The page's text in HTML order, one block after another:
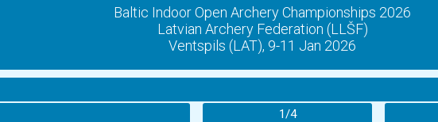
Baltic Indoor Open Archery Championships 2026
Latvian Archery Federation (LLŠF)
Ventspils (LAT), 9-11 Jan 2026
1/4